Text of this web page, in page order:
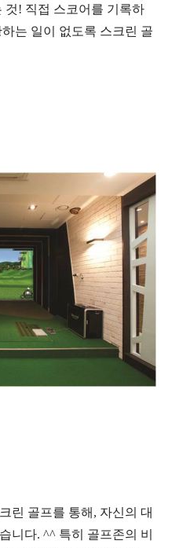
것! 직접 스코어를 기록하
는 일이 없도록 스크린 골
린 골프를 통해 , 자신의 대
니다. ^^ 특히 골프존의 비